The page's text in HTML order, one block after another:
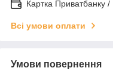
Картка Приватбанку
Всі умови оплати
Умови повернення